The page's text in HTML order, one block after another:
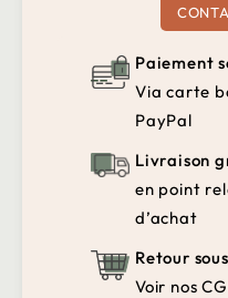
Paiement
Via carte
PayPal
Livraison
en point
d’achat
Retour
Voir nos